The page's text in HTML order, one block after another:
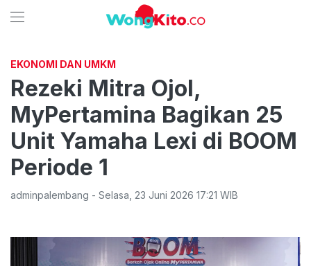
EKONOMI DAN UMKM
Rezeki Mitra Ojol,
MyPertamina Bagikan 25
Unit Yamaha Lexi di BOOM
Periode 1
adminpalembang - Selasa 23 Juni 2026 17:21 WIB